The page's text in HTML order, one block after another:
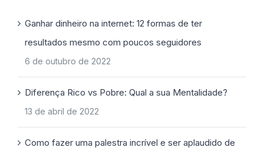
Ganhar dinheiro na internet: 12 formas de ter
resultados mesmo com poucos seguidores
6 de outubro de 2022
Diferença Rico vs Pobre: Qual a sua Mentalidade?
13 de abril de 2022
Como fazer uma palestra incrível e ser aplaudido de